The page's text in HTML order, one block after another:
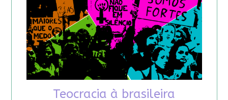
Teocracia à brasileira